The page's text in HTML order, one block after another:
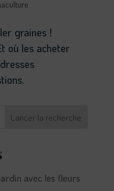
graines !
où les acheter
Lancer la recherche
avec les fleurs